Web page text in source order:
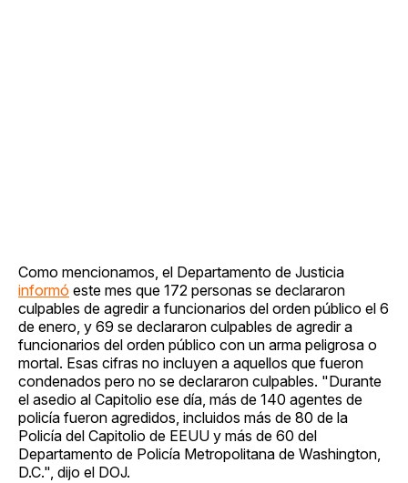
Como mencionamos, el Departamento de Justicia
informó este mes que 172 personas se declararon
culpables de agredir a funcionarios del orden público el 6
de enero, y 69 se declararon culpables de agredir a
funcionarios del orden público con un arma peligrosa o
mortal. Esas cifras no incluyen a aquellos que fueron
condenados pero no se declararon culpables. "Durante
el asedio al Capitolio ese día, más de 140 agentes de
policía fueron agredidos, incluidos más de 80 de la
Policía del Capitolio de EEUU y más de 60 del
Departamento de Policía Metropolitana de Washington,
D.C.", dijo el DOJ.